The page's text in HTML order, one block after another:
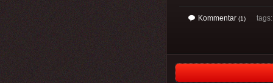
Kommentar (1)